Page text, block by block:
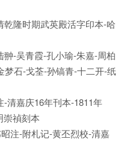
隆时期武英殿活字印本-哈
-吴青霞-孔小瑜-朱嘉-周柏
梦石-戈荃-孙镐青-十二开-纸
清嘉庆16年刊本-1811年
崇禎刻本
注-附札记-黄丕烈校-清嘉